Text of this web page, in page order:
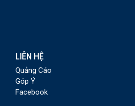
LIÊN HỆ
Quảng Cáo
Góp Ý
Facebook